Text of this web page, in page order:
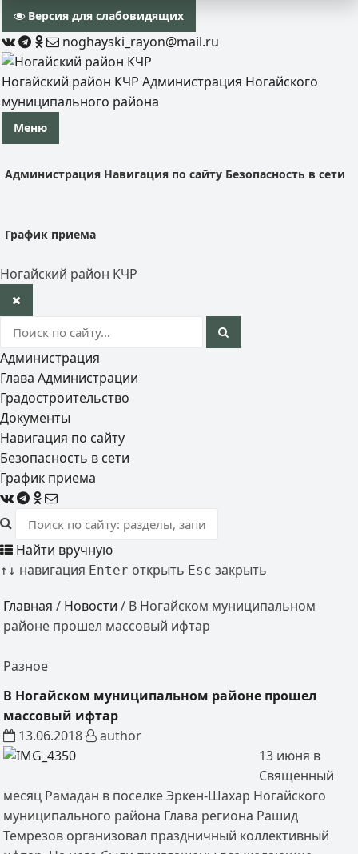
Версия для слабовидящих
noghayski_rayon@mail.ru
Ногайский район КЧР Администрация Ногайского
муниципального района
Меню
Администрация Навигация по сайту Безопасность в сети
График приема
Ногайский район КЧР
Администрация
Глава Администрации
Градостроительство
Документы
Навигация по сайту
Безопасность в сети
График приема
Найти вручную
↑ ↓ навигация Enter открыть Esc закрыть
Главная / Новости / В Ногайском муниципальном
районе прошел массовый ифтар
Разное
В Ногайском муниципальном районе прошел
массовый ифтар
13.06.2018
author
13 июня в
Священный
месяц Рамадан в поселке Эркен-Шахар Ногайского
муниципального района Глава региона Рашид
Темрезов организовал праздничный коллективный